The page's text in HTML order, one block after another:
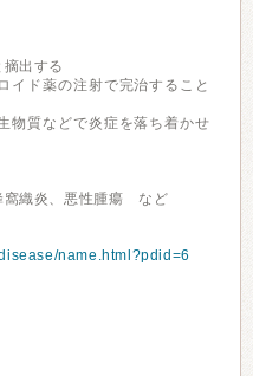
出する
ド薬の注射で完治すること
物質などで炎症を落ち着かせ
窩織炎、悪性腫瘍 など
name.html?pdid=6